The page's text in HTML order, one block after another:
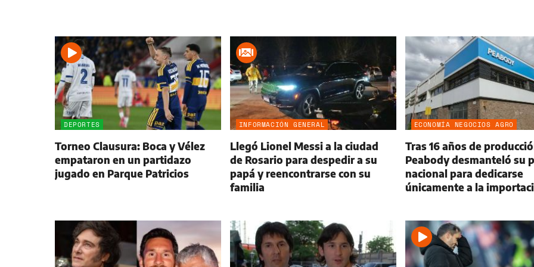
DEPORTES
Torneo Clausura: Boca y Vélez
empataron en un partidazo
jugado en Parque Patricios
INFORMACIÓN GENERAL
Llegó Lionel Messi a la ciudad
de Rosario para despedir a su
papá y reencontrarse con su
familia
ECONOMÍA NEGOCIOS AGRO
Tras 16 años de
Peabody desmanteló su
nacional para dedicarse
únicamente a la